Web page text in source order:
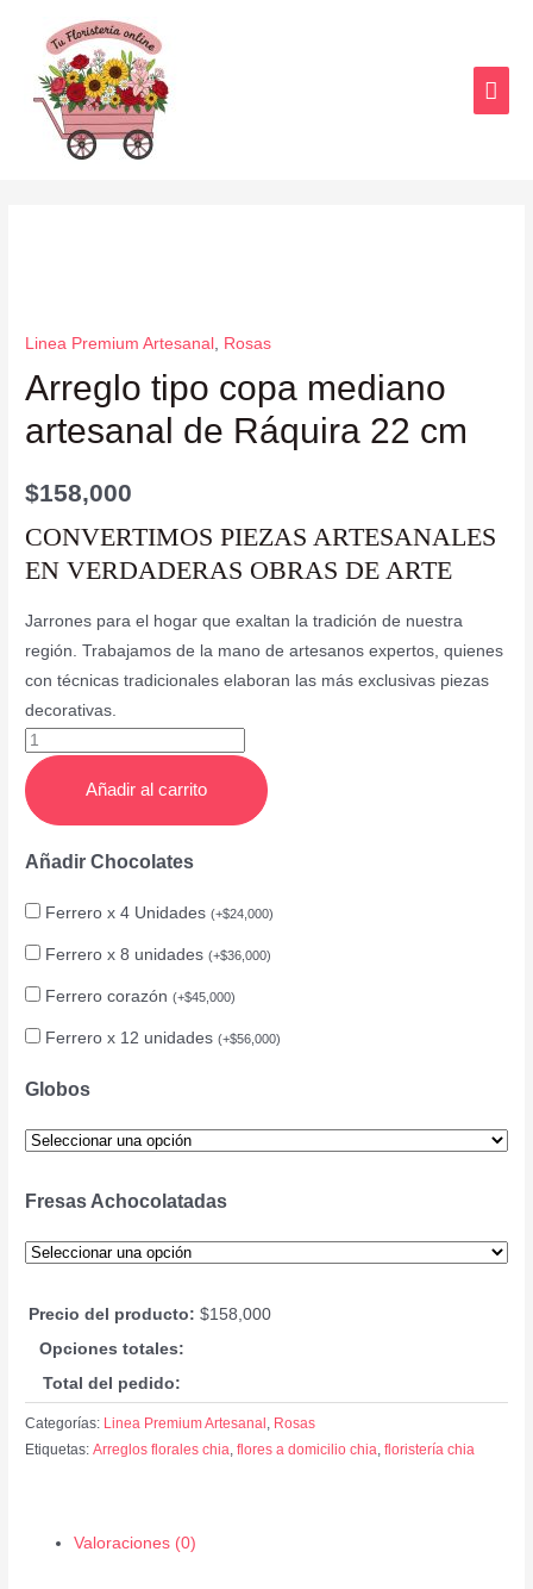
Linea Premium Artesanal Rosas
Arreglo tipo copa mediano
artesanal de Ráquira 22 cm
$158,000
CONVERTIMOS PIEZAS ARTESANALES
EN VERDADERAS OBRAS DE ARTE
Jarrones para el hogar que exaltan la tradición de nuestra
región. Trabajamos de la mano de artesanos expertos, quienes
con técnicas tradicionales elaboran las más exclusivas piezas
decorativas.
Añadir al carrito
Añadir Chocolates
Ferrero x 4 Unidades(+$24,000)
Ferrero x 8 unidades(+$36,000)
Ferrero corazón(+$45,000)
Ferrero x 12 unidades(+$56,000)
Globos
Fresas Achocolatadas
Precio del producto: $158,000
Opciones totales:
Total del pedido:
Categorías: Linea Premium Artesanal , Rosas
Etiquetas:Arreglos florales chia,flores a domicilio chia,floristería chia
Valoraciones (0)